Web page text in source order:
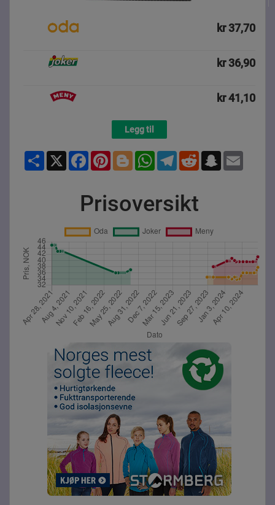
kr 37,70
kr 36,90
kr 41,10
Legg til
Share X FacebookPinterestBloggerWhatsAppTelegramReddit Snapchat
Prisoversikt